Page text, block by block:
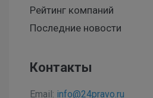
Рейтинг компаний
Последние новости
Контакты
Email: info@24pravo.ru